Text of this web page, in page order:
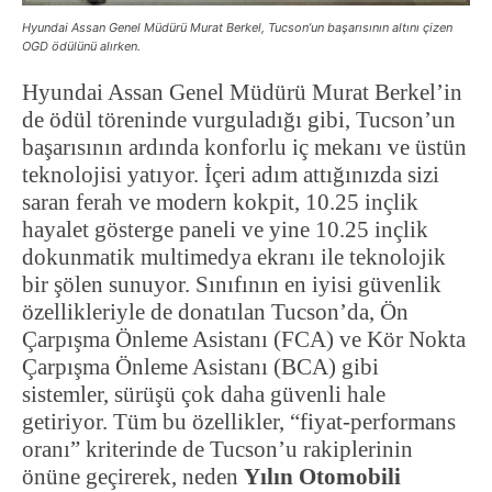
Hyundai Assan Genel Müdürü Murat Berkel, Tucson’un başarısının altını çizen
OGD ödülünü alırken.
Hyundai Assan Genel Müdürü Murat Berkel’in
de ödül töreninde vurguladığı gibi, Tucson’un
başarısının ardında konforlu iç mekanı ve üstün
teknolojisi yatıyor. İçeri adım attığınızda sizi
saran ferah ve modern kokpit, 10.25 inçlik
hayalet gösterge paneli ve yine 10.25 inçlik
dokunmatik multimedya ekranı ile teknolojik
bir şölen sunuyor. Sınıfının en iyisi güvenlik
özellikleriyle de donatılan Tucson’da, Ön
Çarpışma Önleme Asistanı (FCA) ve Kör Nokta
Çarpışma Önleme Asistanı (BCA) gibi
sistemler, sürüşü çok daha güvenli hale
getiriyor. Tüm bu özellikler, “fiyat-performans
oranı” kriterinde de Tucson’u rakiplerinin
önüne geçirerek, neden Yılın Otomobili